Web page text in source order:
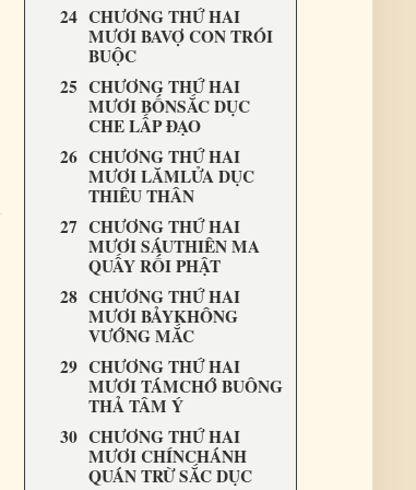
CHƯƠNG THỨ HAI
MƯƠI BAVỢ CON TRÓI
BUỘC
CHƯƠNG THỨ HAI
MƯƠI BỐNSẮC DỤC
CHE LẤP ĐẠO
CHƯƠNG THỨ HAI
MƯƠI LĂMLỬA DỤC
THIÊU THÂN
CHƯƠNG THỨ HAI
MƯƠI SÁUTHIÊN MA
QUẤY RỐI PHẬT
CHƯƠNG THỨ HAI
MƯƠI BẢYKHÔNG
VƯỚNG MẮC
CHƯƠNG THỨ HAI
MƯƠI TÁMCHỚ BUÔNG
THẢ TÂM Ý
CHƯƠNG THỨ HAI
MƯƠI CHÍNCHÁNH
QUÁN TRỪ SẮC DỤC